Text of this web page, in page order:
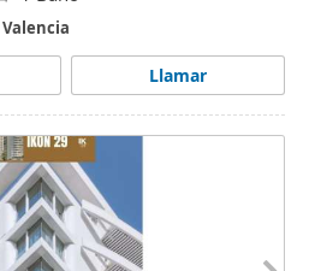
Valencia
Llamar